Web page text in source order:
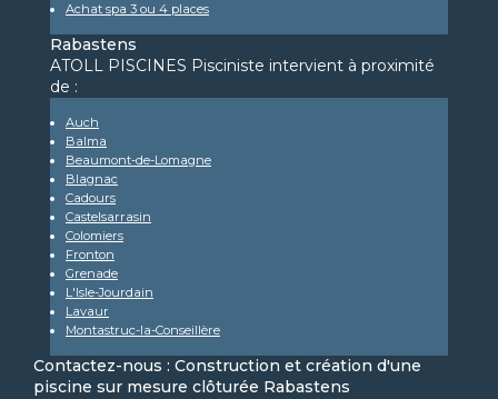
Achat spa 3 ou 4 places
Rabastens
ATOLL PISCINES Pisciniste intervient à proximité
de :
Auch
Balma
Beaumont-de-Lomagne
Blagnac
Cadours
Castelsarrasin
Colomiers
Fronton
Grenade
L'Isle-Jourdain
Lavaur
Montastruc-la-Conseillère
Contactez-nous : Construction et création d'une
piscine sur mesure clôturée Rabastens